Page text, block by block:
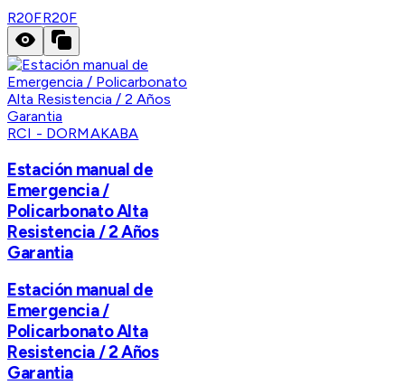
R20FR20F
RCI - DORMAKABA
Estación manual de
Emergencia /
Policarbonato Alta
Resistencia / 2 Años
Garantia
Estación manual de
Emergencia /
Policarbonato Alta
Resistencia / 2 Años
Garantia